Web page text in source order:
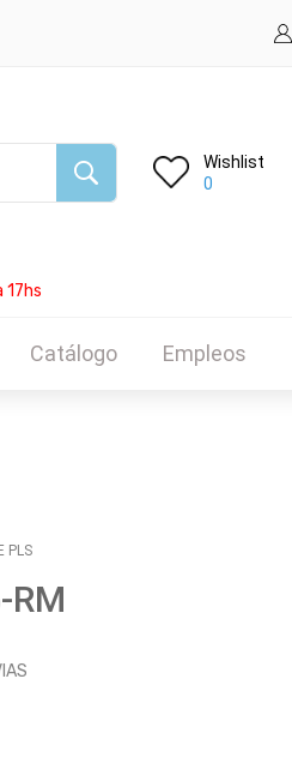
Wishlist
0
17hs
Catálogo Empleos
PLS
RM